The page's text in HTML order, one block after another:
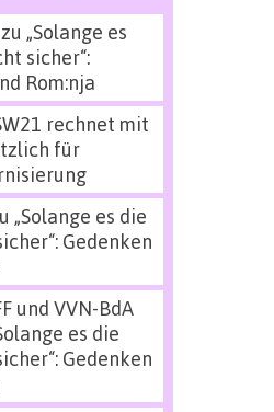
zu „Solange es
sicher“:
Rom:nja
rechnet mit
für
„Solange es die
Gedenken
und VVN-BdA
es die
Gedenken